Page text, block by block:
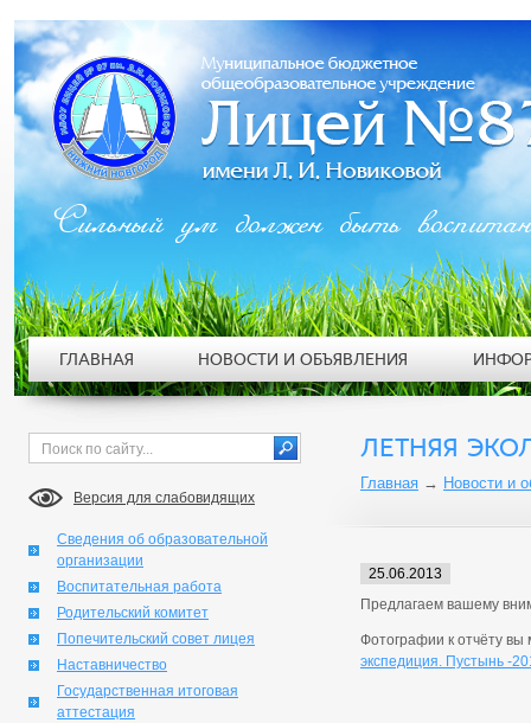
Версия для слабовидящих
Сведения об образовательной
организации
Воспитательная работа
Родительский комитет
Попечительский совет лицея
Наставничество
Государственная итоговая
аттестация
ЛЕТНЯЯ
Главная → Новости и
25.06.2013
Предлагаем вашему
Фотографии к отчёту вы
экспедиция. Пустынь -
Сильный ум должен быть
ГЛАВНАЯ НОВОСТИ И ОБЪЯВЛЕНИЯ